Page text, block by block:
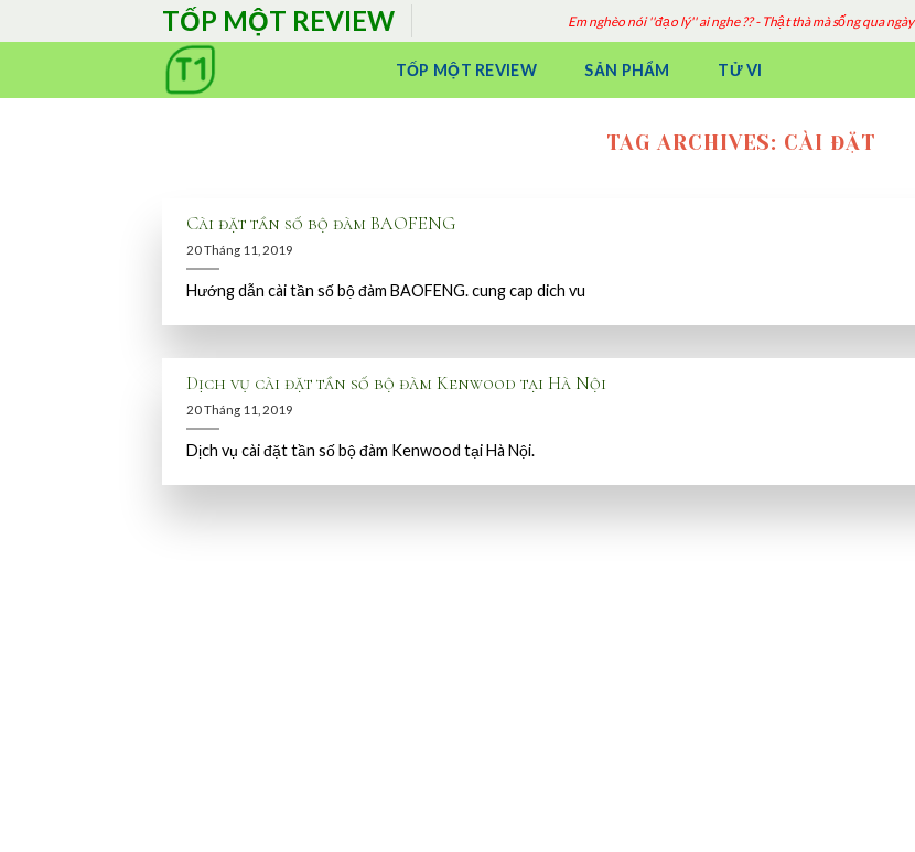
to
TỐP MỘT REVIEW Em nghèo nói ''đạo lý'' ai nghe ?? - Thật thà mà sống qua ngày
TỐP MỘT REVIEW SẢN PHẨM TỬ VI
TAG ARCHIVES: CÀI ĐẶT
Cài đặt tần số bộ đàm BAOFENG
20 Tháng 11, 2019
Hướng dẫn cài tần số bộ đàm BAOFENG. cung cap dich vu
Dịch vụ cài đặt tần số bộ đàm Kenwood tại Hà Nội
20 Tháng 11, 2019
Dịch vụ cài đặt tần số bộ đàm Kenwood tại Hà Nội.